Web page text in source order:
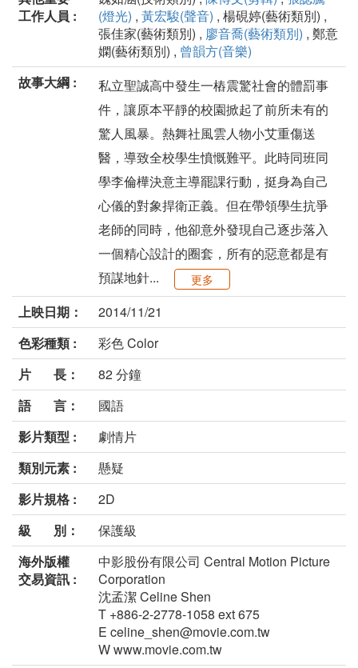
工作人員 :
(燈光) , 黃宏駿(聲音) , 楊硯婷(藝術類別) ,
張佳家(藝術類別) , 廖音喬(藝術類別) , 鄭意
嫻(藝術類別) , 曾韻方(音樂)
故事大綱 :
私立聖誠高中發生一樁震驚社會的體罰事
件，讓原本平靜的校園掀起了前所未有的
驚人風暴­。熱舞社風雲人物小艾重傷送
醫，導致全校學生憤慨難平。此時同班同
學李倫樺決意主導罷­課行動，挺身為自己
心儀的對象捍衛正義。但在帶領學生抗爭
老師的同時，他卻意外發現自­己逐步落入
一個精心設計的圈套，所有的惡意都是有
預謀地針...
更多
上映日期：
2014/11/21
色彩種類 :
彩色 Color
片 長：
82 分鐘
語 言：
國語
影片類型 :
劇情片
類別元素 :
懸疑
影片規格 :
2D
級 別：
保護級
海外版權
交易資訊 :
中影股份有限公司 Central Motion Picture
Corporation
沈孟潔 Celine Shen
T +886-2-2778-1058 ext 675
E celine_shen@movie.com.tw
W www.movie.com.tw